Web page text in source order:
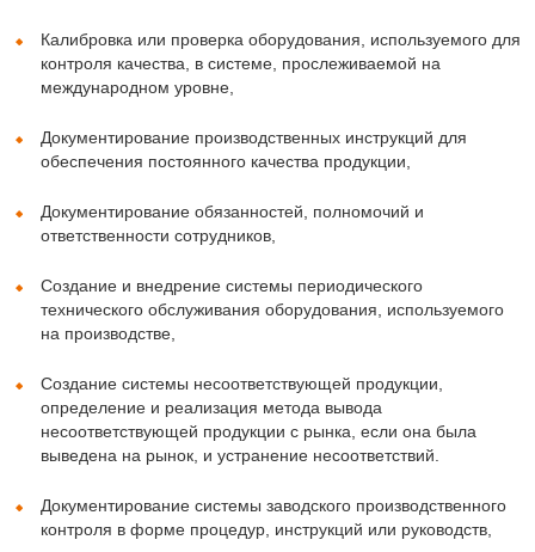
Калибровка или проверка оборудования, используемого для
контроля качества, в системе, прослеживаемой на
международном уровне,
Документирование производственных инструкций для
обеспечения постоянного качества продукции,
Документирование обязанностей, полномочий и
ответственности сотрудников,
Создание и внедрение системы периодического
технического обслуживания оборудования, используемого
на производстве,
Создание системы несоответствующей продукции,
определение и реализация метода вывода
несоответствующей продукции с рынка, если она была
выведена на рынок, и устранение несоответствий.
Документирование системы заводского производственного
контроля в форме процедур, инструкций или руководств,